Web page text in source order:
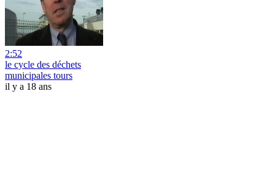
2:52
le cycle des déchets
municipales tours
il y a 18 ans